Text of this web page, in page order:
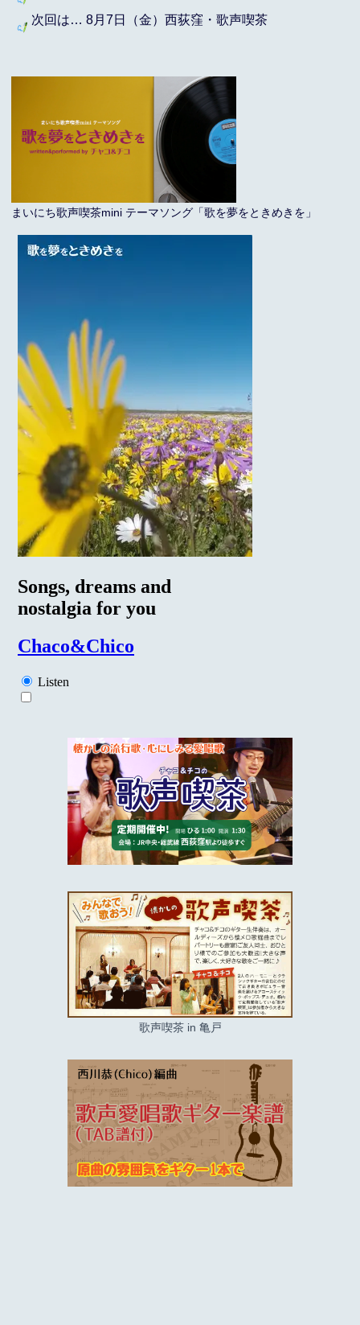
次回は… 8月7日（金）西荻窪・歌声喫茶
まいにち歌声喫茶mini テーマソング「歌を夢をときめきを」
歌声喫茶 in 亀戸